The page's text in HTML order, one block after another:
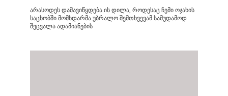
არასოდეს დამავიწყდება ის დილა, როდესაც ჩემი ოჯახის
საცხობში მომხდარმა უბრალო შემთხვევამ სამუდამოდ
შეცვალა ადამიანების